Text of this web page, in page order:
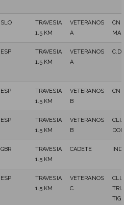
SLO
TRAVESIA
1.5 KM
VETERANOS
A
CN
ESP
TRAVESIA
1.5 KM
VETERANOS
A
C.D
ESP
TRAVESIA
1.5 KM
VETERANOS
B
CN
ESP
TRAVESIA
1.5 KM
VETERANOS
B
GBR
TRAVESIA
1.5 KM
CADETE
ESP
TRAVESIA
1.5 KM
VETERANOS
C